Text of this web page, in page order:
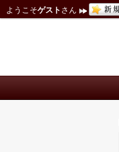
ようこそゲスト さん